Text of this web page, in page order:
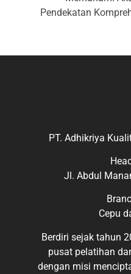
Pendekatan
PT. Adhikriya
Jl. Abdul
Cepu
Berdiri sejak tahun
pusat pelatihan
dengan misi